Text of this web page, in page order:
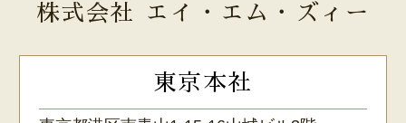
株式会社 エイ・エム・ズィー
東京本社